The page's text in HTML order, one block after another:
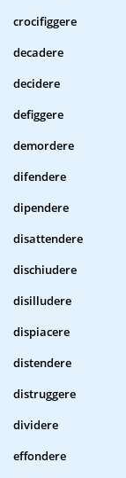
crocifiggere
decadere
decidere
defiggere
demordere
difendere
dipendere
disattendere
dischiudere
disilludere
dispiacere
distendere
distruggere
dividere
effondere